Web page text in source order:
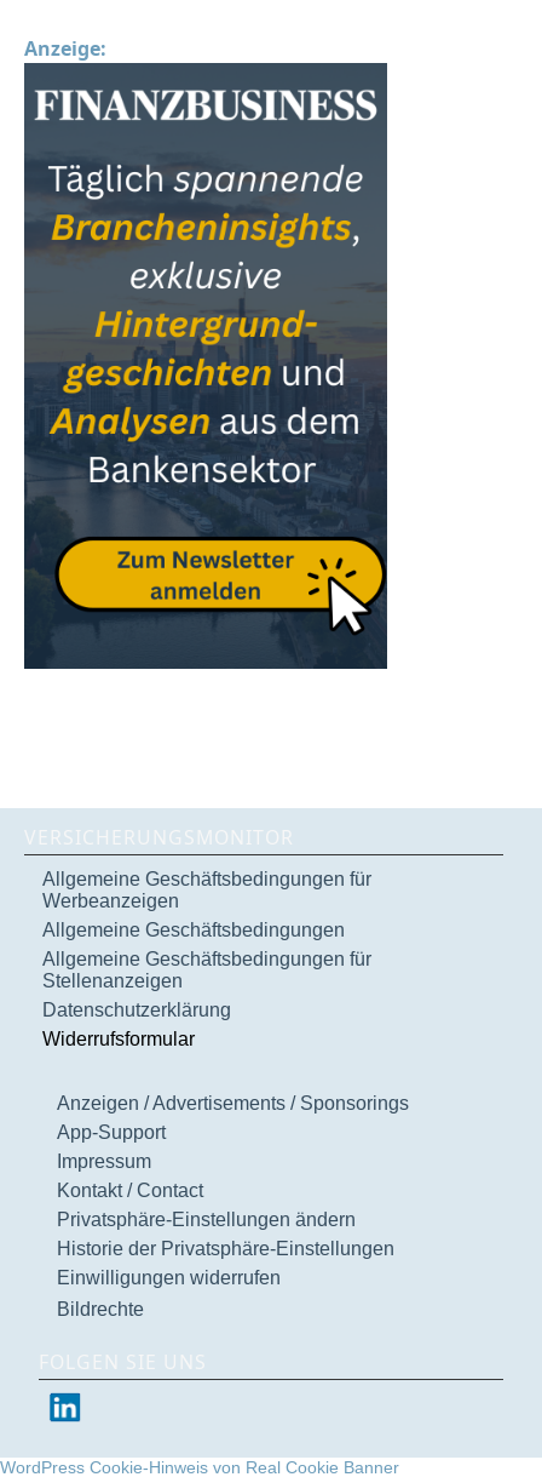
Anzeige:
VERSICHERUNGSMONITOR
Allgemeine Geschäftsbedingungen für
Werbeanzeigen
Allgemeine Geschäftsbedingungen
Allgemeine Geschäftsbedingungen für
Stellenanzeigen
Datenschutzerklärung
Widerrufsformular
Anzeigen / Advertisements / Sponsorings
App-Support
Impressum
Kontakt / Contact
Privatsphäre-Einstellungen ändern
Historie der Privatsphäre-Einstellungen
Einwilligungen widerrufen
Bildrechte
FOLGEN SIE UNS
WordPress Cookie-Hinweis von Real Cookie Banner